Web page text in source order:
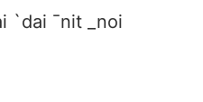
`dai ¯nit _noi